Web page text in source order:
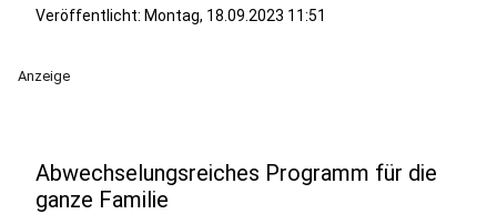
Veröffentlicht: Montag, 18.09.2023 11:51
Anzeige
Abwechselungsreiches Programm für die
ganze Familie